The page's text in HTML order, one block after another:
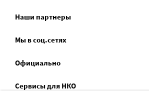
Наши партнеры
Мы в соц.сетях
Официально
Сервисы для НКО